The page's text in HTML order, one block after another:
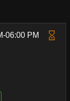
06:00 PM